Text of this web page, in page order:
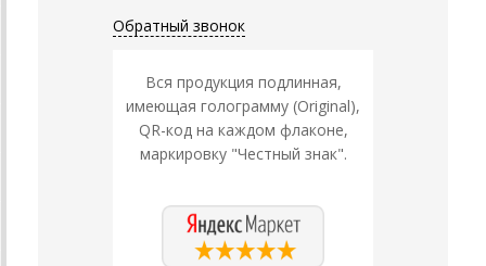
Обратный звонок
Вся продукция подлинная,
имеющая голограмму (Original),
QR-код на каждом флаконе,
маркировку "Честный знак".